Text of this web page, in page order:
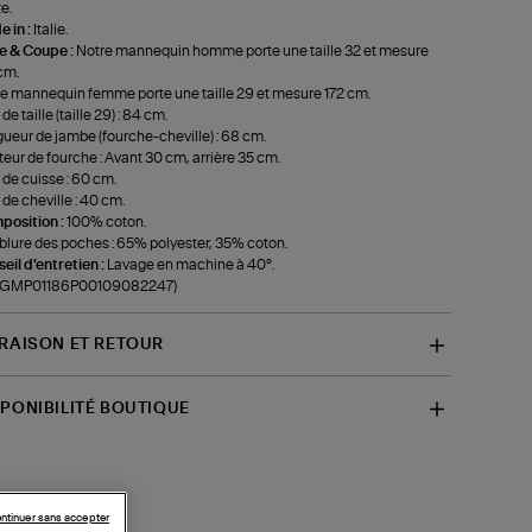
in : Italie.
& Coupe : Notre mannequin homme porte une taille 32 et mesure
mannequin femme porte une taille 29 et mesure 172 cm.
de taille (taille 29) : 84 cm.
de jambe (fourche-cheville) : 68 cm.
de fourche : Avant 30 cm, arrière 35 cm.
de cuisse : 60 cm.
de cheville : 40 cm.
:100% coton.
des poches : 65% polyester, 35% coton.
d'entretien :
Lavage en machine à 40°.
ET RETOUR
BOUTIQUE
sans accepter